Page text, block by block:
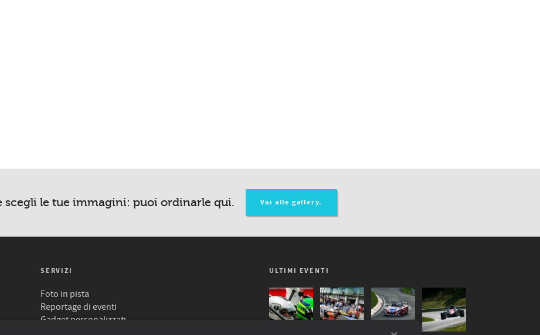
scegli le tue immagini: puoi ordinarle qui. Vai alle gallery.
SERVIZI
Foto in pista
Reportage di eventi
Gadget personalizzati
ULTIMI EVENTI